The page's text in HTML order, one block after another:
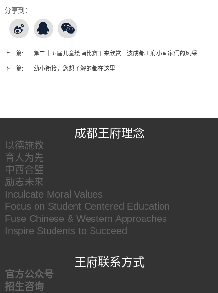
分享到：
上一篇: 第二十五届儿童绘画比赛丨来欣赏一波成都王府小画家们的风采
下一篇: 幼小衔接，您想了解的都在这里
成都王府理念
以德施教
育人为先
中西合璧
励志未来
Inculcate Moral Values
Focus on Student Centered Education
Fuse Chinese & Western Approaches
Inspire Students to Succeed
王府联系方式
官方公众号
招生咨询